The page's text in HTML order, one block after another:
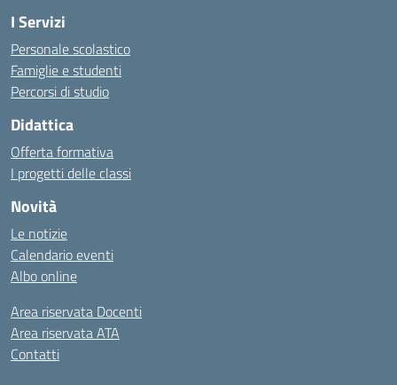
I Servizi
Personale scolastico
Famiglie e studenti
Percorsi di studio
Didattica
Offerta formativa
I progetti delle classi
Novità
Le notizie
Calendario eventi
Albo online
Area riservata Docenti
Area riservata ATA
Contatti